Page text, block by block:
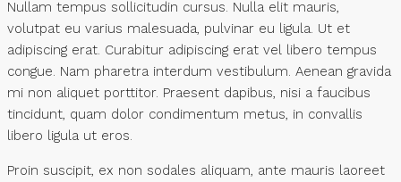
Nullam tempus sollicitudin cursus. Nulla elit mauris,
volutpat eu varius malesuada, pulvinar eu ligula. Ut et
adipiscing erat. Curabitur adipiscing erat vel libero tempus
congue. Nam pharetra interdum vestibulum. Aenean gravida
mi non aliquet porttitor. Praesent dapibus, nisi a faucibus
tincidunt, quam dolor condimentum metus, in convallis
libero ligula ut eros.
Proin suscipit, ex non sodales aliquam, ante mauris laoreet